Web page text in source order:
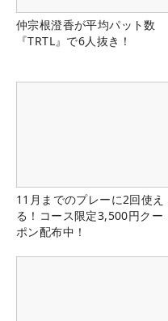
仲宗根澄香が平均パット数
『TRTL』で6人抜き！
11月までのプレーに2回使え
る！コース限定3,500円クー
ポン配布中！